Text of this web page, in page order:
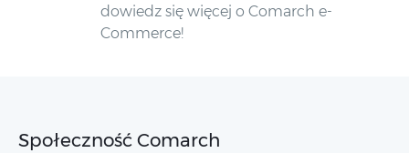
dowiedz się więcej o Comarch e-
Commerce!
Społeczność Comarch